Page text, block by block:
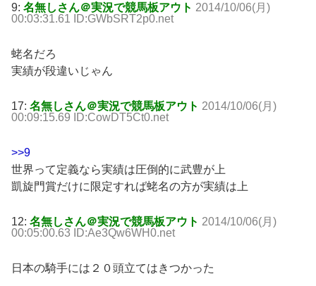
9: 名無しさん＠実況で競馬板アウト 2014/10/06(月)
00:03:31.61 ID:GWbSRT2p0.net
蛯名だろ
実績が段違いじゃん
17: 名無しさん＠実況で競馬板アウト 2014/10/06(月)
00:09:15.69 ID:CowDT5Ct0.net
>>9
世界って定義なら実績は圧倒的に武豊が上
凱旋門賞だけに限定すれば蛯名の方が実績は上
12: 名無しさん＠実況で競馬板アウト 2014/10/06(月)
00:05:00.63 ID:Ae3Qw6WH0.net
日本の騎手には２０頭立てはきつかった